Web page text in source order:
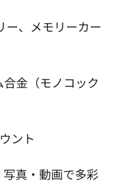
ー、メモリーカー
金（モノコック
ント
真・動画で多彩